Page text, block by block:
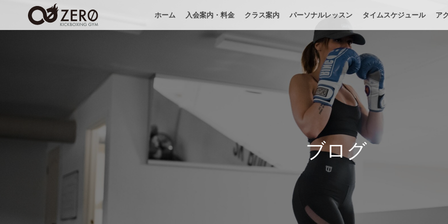
ホーム 入会案内・料金 クラス案内 パーソナルレッスン タイムスケジュール ア
ブログ